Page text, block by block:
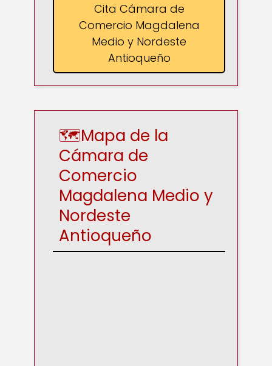
Cita Cámara de
Comercio Magdalena
Medio y Nordeste
Antioqueño
🗺️Mapa de la
Cámara de
Comercio
Magdalena Medio y
Nordeste
Antioqueño